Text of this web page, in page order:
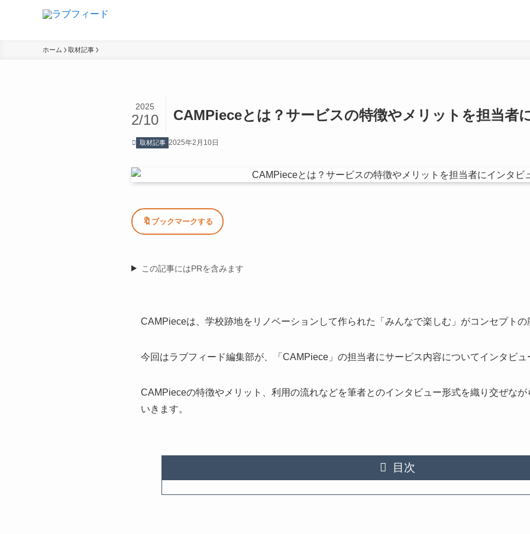
ホーム 取材記事
CAMPieceとは？サービスの特徴やメリットを担当者
2025
2/10
取材記事 2025年2月10日
🔖 ブックマークする
この記事にはPRを含みます
CAMPieceは、学校跡地をリノベーションして作られた「みんなで楽しむ」がコンセプト
今回はラブフィード編集部が、「CAMPiece」の担当者にサービス内容についてインタビュ
CAMPieceの特徴やメリット、利用の流れなどを筆者とのインタビュー形式を織り交ぜな
いきます。
目次